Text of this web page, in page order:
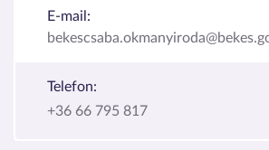
E-mail:
Telefon:
+36 66 795 817